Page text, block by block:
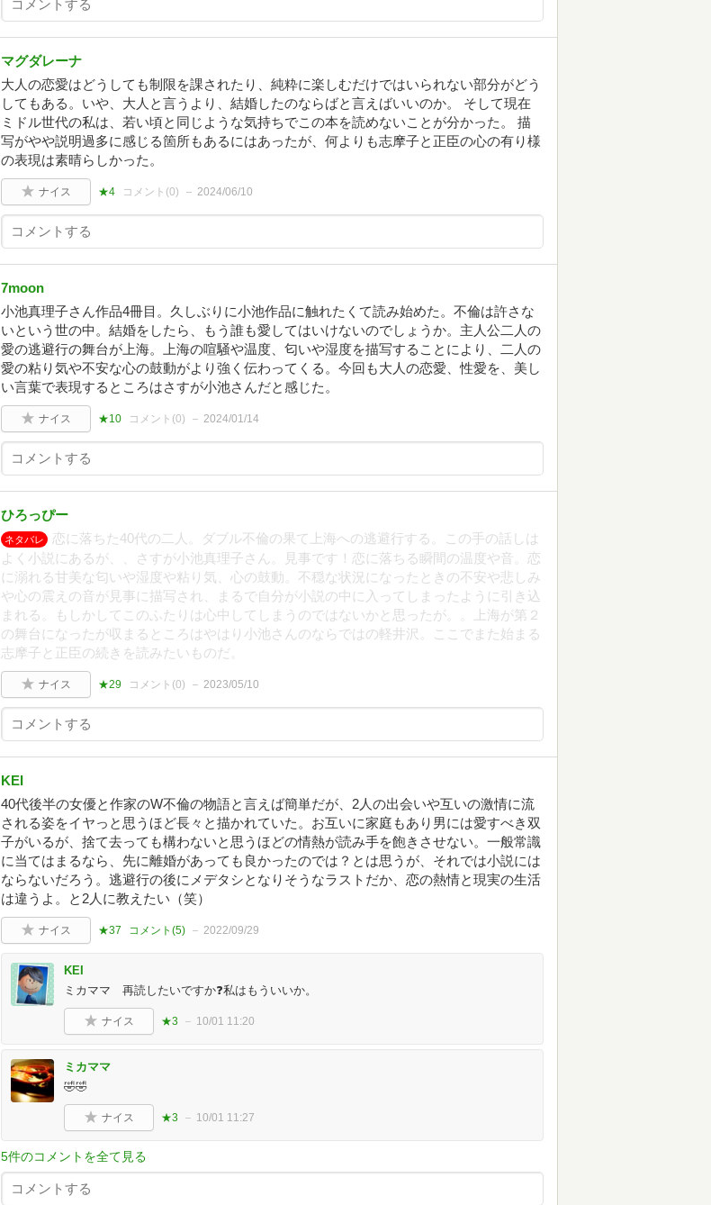
マグダレーナ
大人の恋愛はどうしても制限を課されたり、純粋に楽しむだけではいられない部分がどう
してもある。いや、大人と言うより、結婚したのならばと言えばいいのか。 そして現在
ミドル世代の私は、若い頃と同じような気持ちでこの本を読めないことが分かった。 描
写がやや説明過多に感じる箇所もあるにはあったが、何よりも志摩子と正臣の心の有り様
の表現は素晴らしかった。
ナイス ★4 コメント(0) 2024/06/10
7moon
小池真理子さん作品4冊目。久しぶりに小池作品に触れたくて読み始めた。不倫は許さな
いという世の中。結婚をしたら、もう誰も愛してはいけないのでしょうか。主人公二人の
愛の逃避行の舞台が上海。上海の喧騒や温度、匂いや湿度を描写することにより、二人の
愛の粘り気や不安な心の鼓動がより強く伝わってくる。今回も大人の恋愛、性愛を、美し
い言葉で表現するところはさすが小池さんだと感じた。
ナイス ★10 コメント(0) 2024/01/14
ひろっぴー
ネタバレ
恋に落ちた40代の二人。ダブル不倫の果て上海への逃避行する。この手の話しは
よく小説にあるが、、さすが小池真理子さん。見事です！恋に落ちる瞬間の温度や音。恋
に溺れる甘美な匂いや湿度や粘り気、心の鼓動。不穏な状況になったときの不安や悲しみ
や心の震えの音が見事に描写され、まるで自分が小説の中に入ってしまったように引き込
まれる。もしかしてこのふたりは心中してしまうのではないかと思ったが。。上海が第２
の舞台になったが収まるところはやはり小池さんのならではの軽井沢。ここでまた始まる
志摩子と正臣の続きを読みたいものだ。
ナイス ★29 コメント(0) 2023/05/10
KEI
40代後半の女優と作家のW不倫の物語と言えば簡単だが、2人の出会いや互いの激情に流
される姿をイヤっと思うほど長々と描かれていた。お互いに家庭もあり男には愛すべき双
子がいるが、捨て去っても構わないと思うほどの情熱が読み手を飽きさせない。一般常識
に当てはまるなら、先に離婚があっても良かったのでは？とは思うが、それでは小説には
ならないだろう。逃避行の後にメデタシとなりそうなラストだか、恋の熱情と現実の生活
は違うよ。と2人に教えたい（笑）
ナイス ★37 コメント(5) 2022/09/29
KEI
ミカママ 再読したいですか❓私はもういいか。
ナイス ★3 10/01 11:20
ミカママ
🤣🤣
ナイス ★3 10/01 11:27
5件のコメントを全て見る